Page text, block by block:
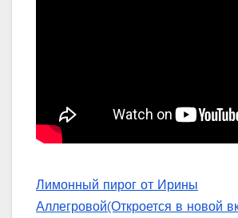
Лимонный пирог от Ирины
Аллегровой(Откроется в новой